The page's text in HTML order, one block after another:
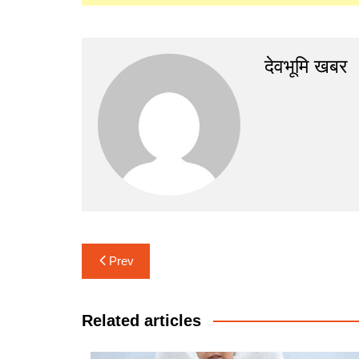
देवभूमि खबर
Post
navigation
Prev
Related articles